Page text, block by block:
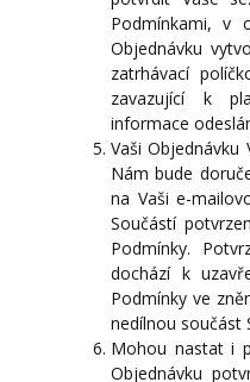
Podmínkami, v
Objednávku
zatrhávací
zavazující k
informace
Vaši
Nám bude
na Vaši e-
Součástí
Podmínky.
dochází k
Podmínky ve
nedílnou součást
Mohou nastat i
Objednávku